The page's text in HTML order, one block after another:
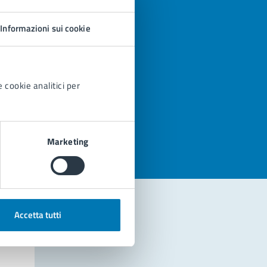
Informazioni sui cookie
cookie analitici per
Marketing
Accetta tutti